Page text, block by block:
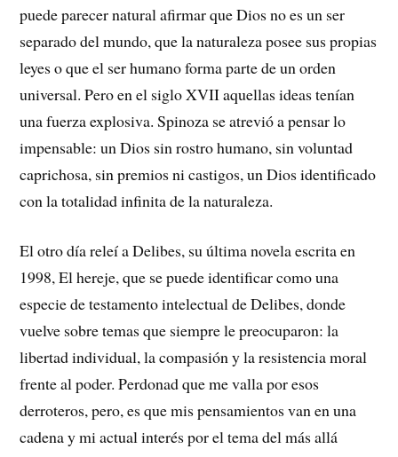
puede parecer natural afirmar que Dios no es un ser
separado del mundo, que la naturaleza posee sus propias
leyes o que el ser humano forma parte de un orden
universal. Pero en el siglo XVII aquellas ideas tenían
una fuerza explosiva. Spinoza se atrevió a pensar lo
impensable: un Dios sin rostro humano, sin voluntad
caprichosa, sin premios ni castigos, un Dios identificado
con la totalidad infinita de la naturaleza.
El otro día releí a Delibes, su última novela escrita en
1998, El hereje, que se puede identificar como una
especie de testamento intelectual de Delibes, donde
vuelve sobre temas que siempre le preocuparon: la
libertad individual, la compasión y la resistencia moral
frente al poder. Perdonad que me valla por esos
derroteros, pero, es que mis pensamientos van en una
cadena y mi actual interés por el tema del más allá